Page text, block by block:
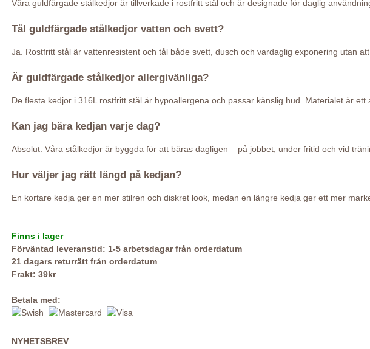
Våra guldfärgade stålkedjor är tillverkade i rostfritt stål och är designade för daglig
Tål guldfärgade stålkedjor vatten och svett?
Ja. Rostfritt stål är vattenresistent och tål både svett, dusch och vardaglig exponering utan
Är guldfärgade stålkedjor allergivänliga?
De flesta kedjor i 316L rostfritt stål är hypoallergena och passar känslig hud. Materialet är
Kan jag bära kedjan varje dag?
Absolut. Våra stålkedjor är byggda för att bäras dagligen – på jobbet, under fritid och vid
Hur väljer jag rätt längd på kedjan?
En kortare kedja ger en mer stilren och diskret look, medan en längre kedja ger ett mer
Finns i lager
Förväntad leveranstid: 1-5 arbetsdagar från orderdatum
21 dagars returrätt från orderdatum
Frakt: 39kr
Betala med:
NYHETSBREV